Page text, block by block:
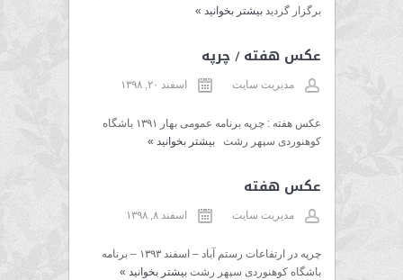
برگزار گردیدبیشتر بخوانید »
عکس هفته / چرپه
مدیریت سایت اسفند ۲۰, ۱۳۹۸
عکس هفته : چرپه برنامه عمومی بهار ۱۳۹۱ باشگاه
کوهنوردی سپهر رشتبیشتر بخوانید »
عکس هفته
مدیریت سایت اسفند ۸, ۱۳۹۸
چرپه در ارتفاعات رستم آباد – اسفند ۱۳۹۳ – برنامه
باشگاه کوهنوردی سپهر رشتبیشتر بخوانید »